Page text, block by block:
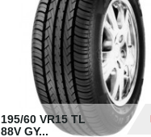
195/60 VR15 TL
88V GY...